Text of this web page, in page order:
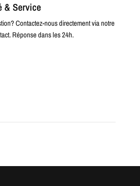
& Service
Contactez-nous directement via notre
Réponse dans les 24h.